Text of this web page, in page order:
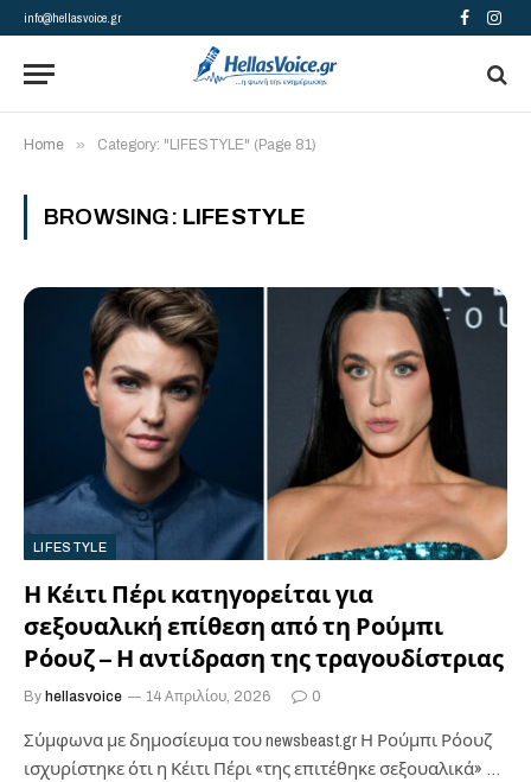
info@hellasvoice.gr Facebook
Home » Category: "LIFESTYLE" (Page 81)
BROWSING: LIFESTYLE
LIFESTYLE
Η Κέιτι Πέρι κατηγορείται για
σεξουαλική επίθεση από τη Ρούμπι
Ρόουζ – Η αντίδραση της τραγουδίστριας
By hellasvoice 14 Απριλίου, 2026 0
Σύμφωνα με δημοσίευμα του newsbeast.gr ​Η Ρούμπι Ρόουζ
ισχυρίστηκε ότι η Κέιτι Πέρι «της επιτέθηκε σεξουαλικά» σε